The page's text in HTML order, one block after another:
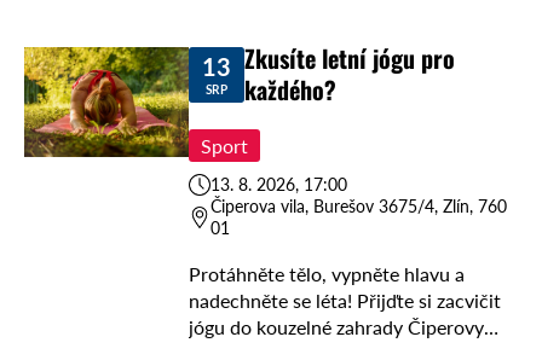
13
SRP
Zkusíte letní jógu pro
každého?
Sport
13. 8. 2026, 17:00
Čiperova vila, Burešov 3675/4, Zlín, 760
01
Protáhněte tělo, vypněte hlavu a
nadechněte se léta! Přijďte si zacvičit
jógu do kouzelné zahrady Čiperovy